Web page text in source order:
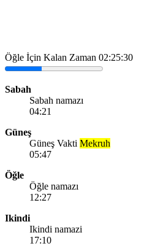
Öğle İçin Kalan Zaman 02:25:30
Sabah
Sabah namazı
04:21
Güneş
Güneş Vakti Mekruh
05:47
Öğle
Öğle namazı
12:27
Ikindi
Ikindi namazi
17:10